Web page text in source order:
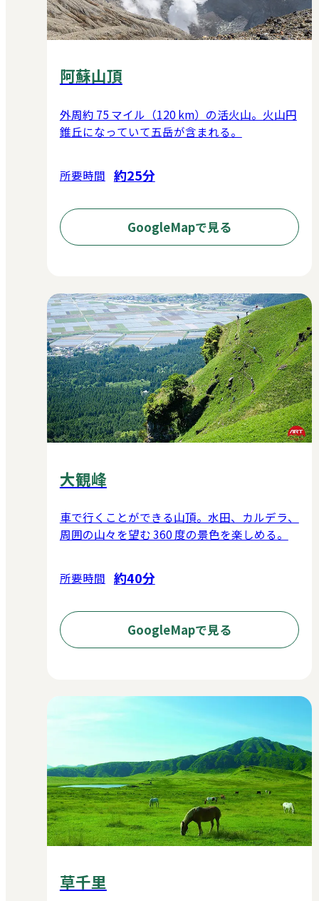
阿蘇山頂
外周約 75 マイル（120 km）の活火山。火山円
錐丘になっていて五岳が含まれる。
所要時間 約25分
GoogleMapで見る
大観峰
車で行くことができる山頂。水田、カルデラ、
周囲の山々を望む 360 度の景色を楽しめる。
所要時間 約40分
GoogleMapで見る
草千里